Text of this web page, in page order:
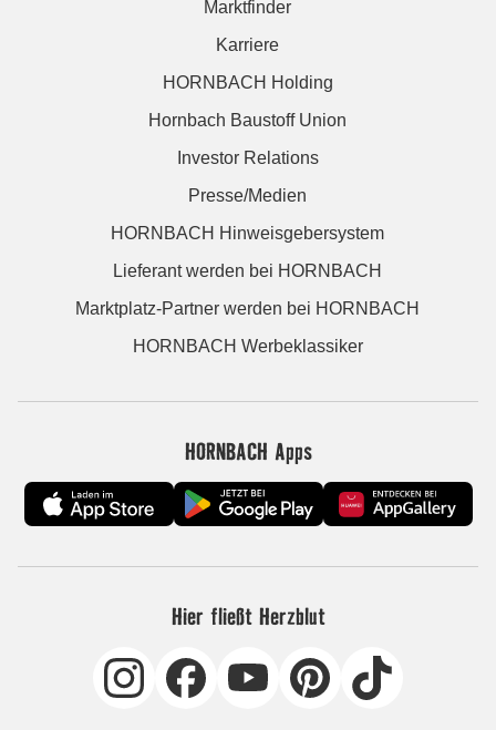
Marktfinder
Karriere
HORNBACH Holding
Hornbach Baustoff Union
Investor Relations
Presse/Medien
HORNBACH Hinweisgebersystem
Lieferant werden bei HORNBACH
Marktplatz-Partner werden bei HORNBACH
HORNBACH Werbeklassiker
HORNBACH Apps
Hier fließt Herzblut